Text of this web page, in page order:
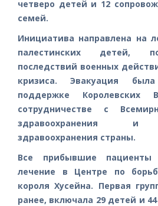
четверо детей и 12
семей.
Инициатива направлена на
палестинских детей,
последствий военных
кризиса. Эвакуация
поддержке
сотрудничестве с
здравоохранения и
здравоохранения страны.
Все прибывшие пациенты
лечение в Центре по
короля Хусейна. Первая
ранее, включала 29 детей и